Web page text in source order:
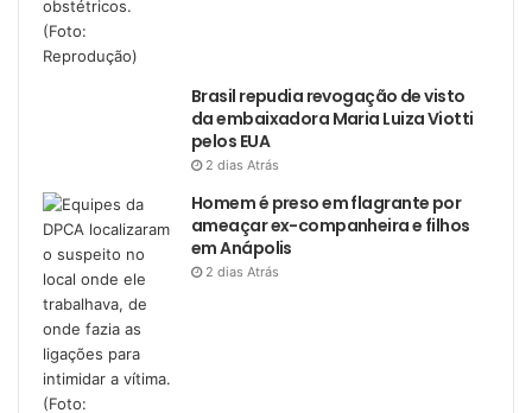
Brasil repudia revogação de visto
da embaixadora Maria Luiza Viotti
pelos EUA
2 dias Atrás
Homem é preso em flagrante por
ameaçar ex-companheira e filhos
em Anápolis
2 dias Atrás